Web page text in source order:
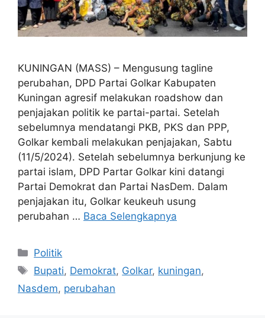
KUNINGAN (MASS) – Mengusung tagline
perubahan, DPD Partai Golkar Kabupaten
Kuningan agresif melakukan roadshow dan
penjajakan politik ke partai-partai. Setelah
sebelumnya mendatangi PKB, PKS dan PPP,
Golkar kembali melakukan penjajakan, Sabtu
(11/5/2024). Setelah sebelumnya berkunjung ke
partai islam, DPD Partar Golkar kini datangi
Partai Demokrat dan Partai NasDem. Dalam
penjajakan itu, Golkar keukeuh usung
perubahan … Baca Selengkapnya
Kategori
Politik
Tag
Bupati, Demokrat, Golkar, kuningan,
Nasdem, perubahan